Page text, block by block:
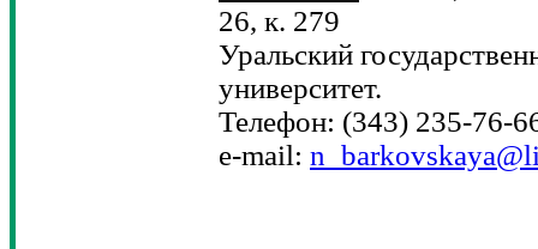
26, к. 279
Уральский
университет.
Телефон: (343) 235-76-
e-mail: